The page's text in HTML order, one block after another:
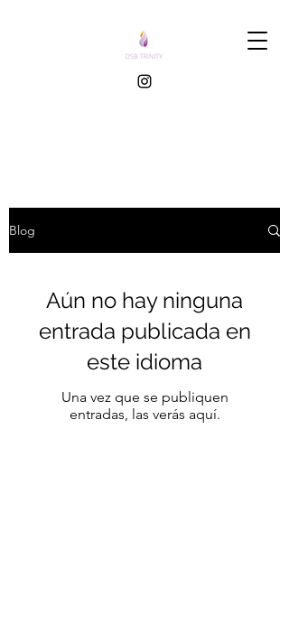
Blog
Aún no hay ninguna
entrada publicada en
este idioma
Una vez que se publiquen
entradas, las verás aquí.